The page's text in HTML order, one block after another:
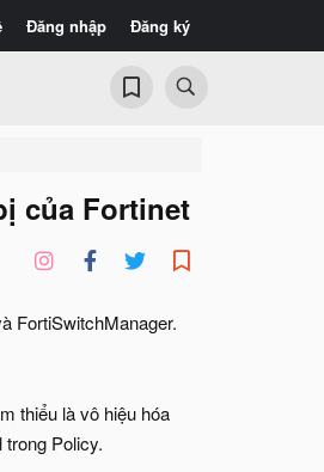
Đăng nhập Đăng ký
của Fortinet
FortiSwitchManager.
thiểu là vô hiệu hóa
Policy.